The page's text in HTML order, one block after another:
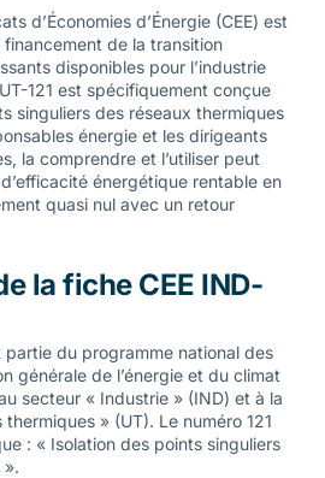
d’Économies d’Énergie (CEE) est
financement de la transition
disponibles pour l’industrie
121 est spécifiquement conçue
singuliers des réseaux thermiques
énergie et les dirigeants
la comprendre et l’utiliser peut
énergétique rentable en
quasi nul avec un retour
la fiche CEE IND-
partie du programme national des
générale de l’énergie et du climat
secteur « Industrie » (IND) et à la
» (UT). Le numéro 121
: « Isolation des points singuliers
».